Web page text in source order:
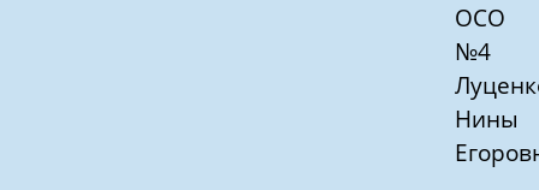
ОСО
№4
Нины